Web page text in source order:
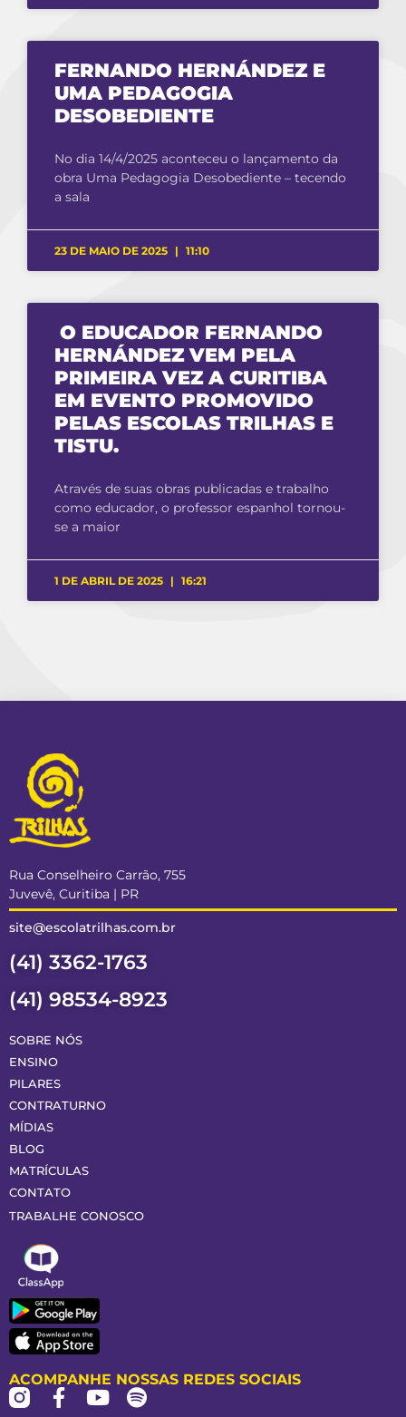
FERNANDO HERNÁNDEZ E
UMA PEDAGOGIA
DESOBEDIENTE
No dia 14/4/2025 aconteceu o lançamento da
obra Uma Pedagogia Desobediente – tecendo
a sala
23 DE MAIO DE 2025 11:10
O EDUCADOR FERNANDO
HERNÁNDEZ VEM PELA
PRIMEIRA VEZ A CURITIBA
EM EVENTO PROMOVIDO
PELAS ESCOLAS TRILHAS E
TISTU.
Através de suas obras publicadas e trabalho
como educador, o professor espanhol tornou-
se a maior
1 DE ABRIL DE 2025 16:21
Rua Conselheiro Carrão, 755
Juvevê, Curitiba | PR
site@escolatrilhas.com.br
(41) 3362-1763
(41) 98534-8923
SOBRE NÓS
ENSINO
PILARES
CONTRATURNO
MÍDIAS
BLOG
MATRÍCULAS
CONTATO
TRABALHE CONOSCO
ACOMPANHE NOSSAS REDES SOCIAIS